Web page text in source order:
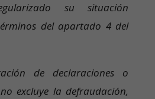
su situación
del apartado 4 del
de declaraciones o
excluye la defraudación,